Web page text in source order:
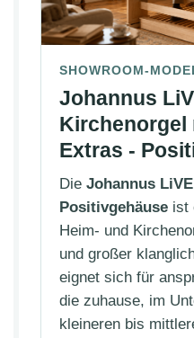
SHOWROOM-
Johannus
Kirchenorgel
Extras -
Die Johannus LiVE
Positivgehäuse ist
Heim- und
und großer
eignet sich für
die zuhause, im
kleineren bis